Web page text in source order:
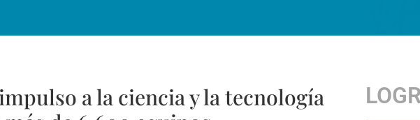
a la ciencia y la tecnología